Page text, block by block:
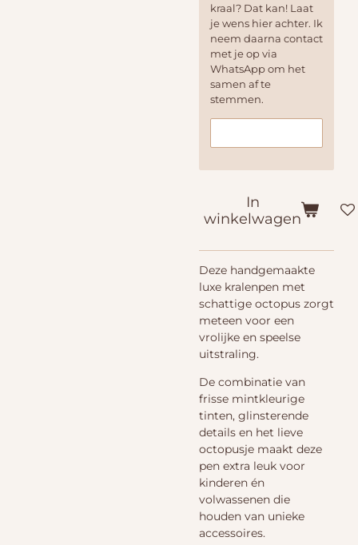
kraal? Dat kan! Laat
je wens hier achter. Ik
neem daarna contact
met je op via
WhatsApp om het
samen af te
stemmen.
In
winkelwagen
Deze handgemaakte
luxe kralenpen met
schattige octopus zorgt
meteen voor een
vrolijke en speelse
uitstraling.
De combinatie van
frisse mintkleurige
tinten, glinsterende
details en het lieve
octopusje maakt deze
pen extra leuk voor
kinderen én
volwassenen die
houden van unieke
accessoires.